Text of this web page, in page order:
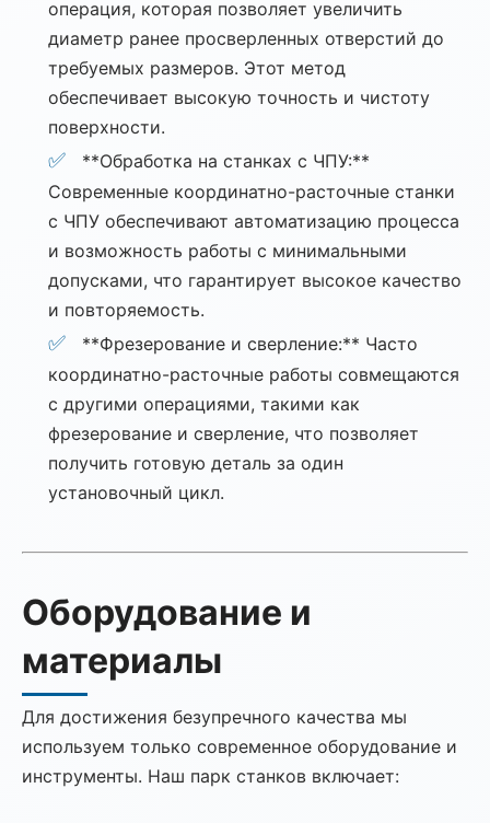
операция, которая позволяет увеличить
диаметр ранее просверленных отверстий до
требуемых размеров. Этот метод
обеспечивает высокую точность и чистоту
поверхности.
**Обработка на станках с ЧПУ:**
Современные координатно-расточные станки
с ЧПУ обеспечивают автоматизацию процесса
и возможность работы с минимальными
допусками, что гарантирует высокое качество
и повторяемость.
**Фрезерование и сверление:** Часто
координатно-расточные работы совмещаются
с другими операциями, такими как
фрезерование и сверление, что позволяет
получить готовую деталь за один
установочный цикл.
Оборудование и
материалы
Для достижения безупречного качества мы
используем только современное оборудование и
инструменты. Наш парк станков включает: